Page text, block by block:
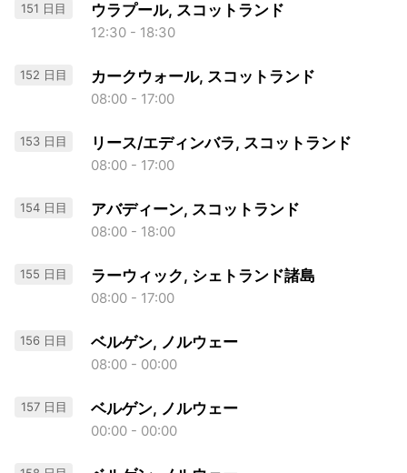
151 日目 ウラプール, スコットランド
12:30 - 18:30
152 日目 カークウォール, スコットランド
08:00 - 17:00
153 日目 リース/エディンバラ, スコットランド
08:00 - 17:00
154 日目 アバディーン, スコットランド
08:00 - 18:00
155 日目 ラーウィック, シェトランド諸島
08:00 - 17:00
156 日目 ベルゲン, ノルウェー
08:00 - 00:00
157 日目 ベルゲン, ノルウェー
00:00 - 00:00